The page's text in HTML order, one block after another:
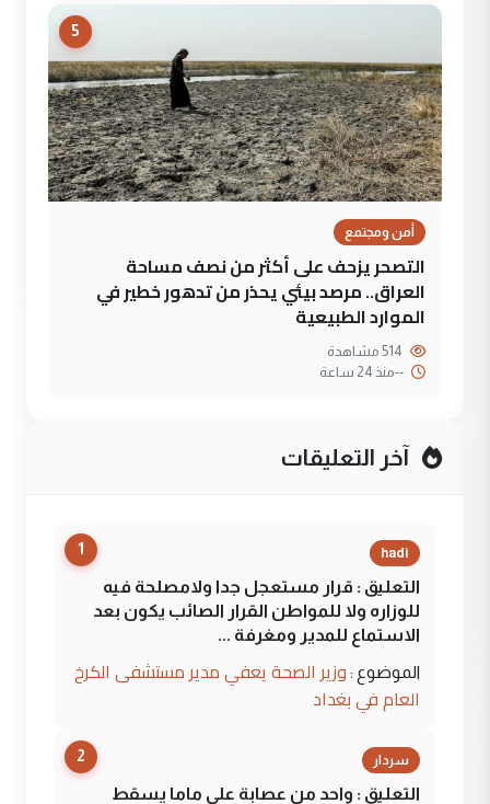
5
أمن ومجتمع
التصحر يزحف على أكثر من نصف مساحة
العراق.. مرصد بيئي يحذر من تدهور خطير في
الموارد الطبيعية
--منذ 24 ساعة
آخر التعليقات
1 hadi
التعليق : قرار مستعجل جدا ولامصلحة فيه
للوزاره ولا للمواطن القرار الصائب يكون بعد
الاستماع للمدير ومغرفة ...
الموضوع : وزير الصحة يعفي مدير مستشفى الكرخ
العام في بغداد
2 سردار
التعليق : واحد من عصابة علي ماما يسقط